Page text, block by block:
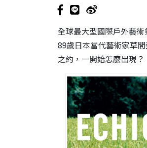
全球最大型國際戶外藝術
89歲日本當代藝術家草
之約，一開始怎麼出現？